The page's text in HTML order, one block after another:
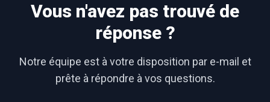
Vous n'avez pas trouvé de
réponse ?
Notre équipe est à votre disposition par e-mail et
prête à répondre à vos questions.